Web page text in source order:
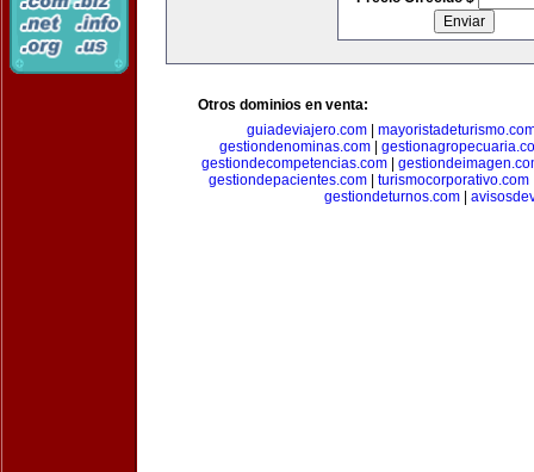
Otros dominios en venta:
guiadeviajero.com|
gestiondenominas.com|
gestiondecompetencias.com|
gestiondepacientes.com| turismocorporativo.com
gestiondeturnos.com